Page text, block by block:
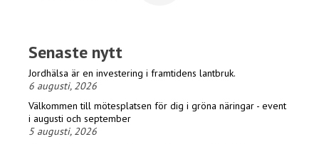
Senaste nytt
Jordhälsa är en investering i framtidens lantbruk.
6 augusti, 2026
Välkommen till mötesplatsen för dig i gröna näringar - event
i augusti och september
5 augusti, 2026